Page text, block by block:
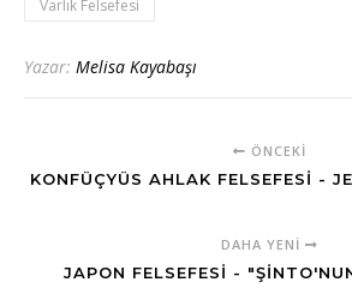
Varlık Felsefesi
Yazar: Melisa Kayabaşı
ÖNCEKI
KONFÜÇYÜS AHLAK FELSEFESI -
DAHA YENI
JAPON FELSEFESI -